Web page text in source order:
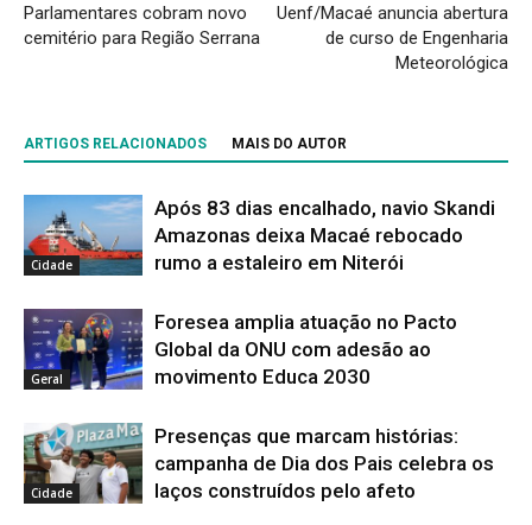
Parlamentares cobram novo
cemitério para Região Serrana
Uenf/Macaé anuncia abertura
de curso de Engenharia
Meteorológica
ARTIGOS RELACIONADOS MAIS DO AUTOR
Cidade
Após 83 dias encalhado, navio Skandi
Amazonas deixa Macaé rebocado
rumo a estaleiro em Niterói
Geral
Foresea amplia atuação no Pacto
Global da ONU com adesão ao
movimento Educa 2030
Cidade
Presenças que marcam histórias:
campanha de Dia dos Pais celebra os
laços construídos pelo afeto